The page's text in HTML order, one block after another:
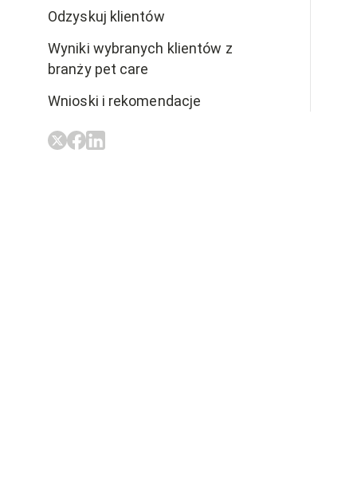
Odzyskuj klientów
Wyniki wybranych klientów z
branży pet care
Wnioski i rekomendacje